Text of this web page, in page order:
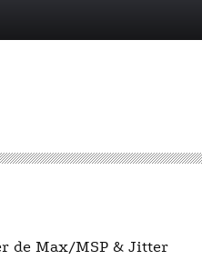
de Max/MSP & Jitter